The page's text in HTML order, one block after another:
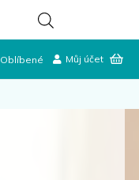
Oblíbené Můj účet